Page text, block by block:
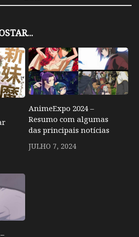
AnimeExpo 2024 –
Resumo com algumas
das principais notícias
JULHO 7, 2024